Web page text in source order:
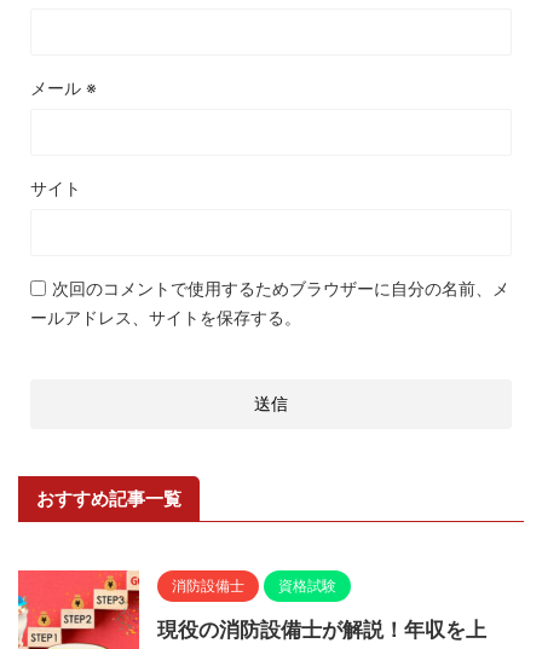
メール ※
サイト
次回のコメントで使用するためブラウザーに自分の名前、メ
ールアドレス、サイトを保存する。
おすすめ記事一覧
消防設備士 資格試験
現役の消防設備士が解説！年収を上